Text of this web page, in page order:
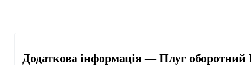
Додаткова інформація — Плуг оборотний